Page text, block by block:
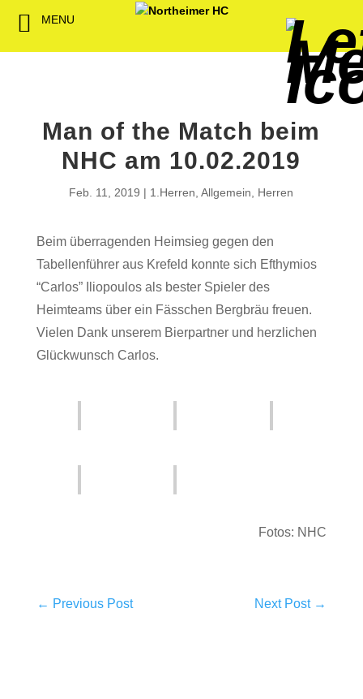
Man of the Match beim
NHC am 10.02.2019
Feb. 11, 2019 1.Herren ,Allgemein Herren
Beim überragenden Heimsieg gegen den
Tabellenführer aus Krefeld konnte sich Efthymios
“Carlos” Iliopoulos als bester Spieler des
Heimteams über ein Fässchen Bergbräu freuen.
Vielen Dank unserem Bierpartner und herzlichen
Glückwunsch Carlos.
Fotos: NHC
← Previous Post Next Post→
MENU
Back Back
1. Herren
2. Herren
1. Damen
Back
Weibliche
Minis &
Spielbetrieb
Back
NHC
Back
Spieltagssponsoren
Jobbörse
Hallenheft
Back
Back Back
Vorstand
Satzung
FWD
Back
Back
Download
Kooperationen
Termine
Intern
Back